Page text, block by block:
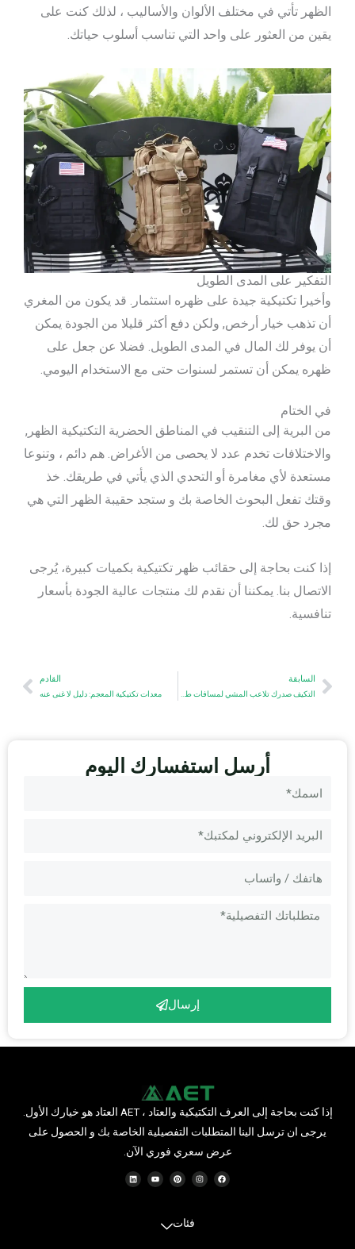
الظهر تأتي في مختلف الألوان والأساليب ، لذلك كنت على
يقين من العثور على واحد التي تناسب أسلوب حياتك.
التفكير على المدى الطويل
وأخيرا تكتيكية جيدة على ظهره استثمار. قد يكون من المغري
أن تذهب خيار أرخص, ولكن دفع أكثر قليلا من الجودة يمكن
أن يوفر لك المال في المدى الطويل. فضلا عن جعل على
ظهره يمكن أن تستمر لسنوات حتى مع الاستخدام اليومي.
في الختام
من البرية إلى التنقيب في المناطق الحضرية التكتيكية الظهر,
والاختلافات تخدم عدد لا يحصى من الأغراض. هم دائم ، وتنوعا
مستعدة لأي مغامرة أو التحدي الذي يأتي في طريقك. خذ
وقتك تفعل البحوث الخاصة بك و ستجد حقيبة الظهر التي هي
مجرد حق لك.
إذا كنت بحاجة إلى حقائب ظهر تكتيكية بكميات كبيرة، يُرجى
الاتصال بنا. يمكننا أن نقدم لك منتجات عالية الجودة بأسعار
تنافسية.
السابق
السابقة
التكيف صدرك تلاعب المشي لمسافات طويلة, الصيد & أكثر
القادم
معدات تكتيكية المعجم: دليل لا غنى عنه
أرسل استفسارك اليوم
اسم
البريد
الرسالة
إرسال
إذا كنت بحاجة إلى العرف التكتيكية والعتاد ، AET العتاد هو خيارك الأول.
يرجى ان ترسل الينا المتطلبات التفصيلية الخاصة بك و الحصول على
عرض سعري فوري الآن.
فئات